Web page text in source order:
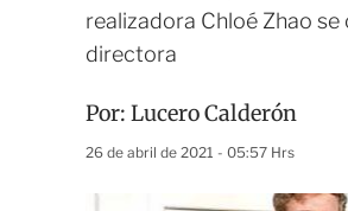
realizadora Chloé Zhao
directora
Por: Lucero Calderón
26 de abril de 2021 - 05:57 Hrs